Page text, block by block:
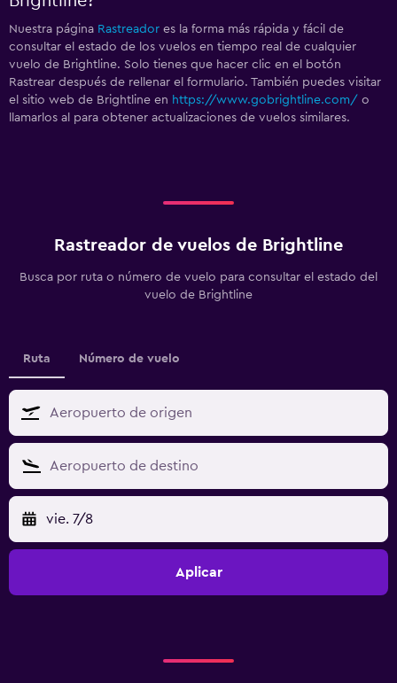
Nuestra página Rastreador es la forma más rápida y fácil de
consultar el estado de los vuelos en tiempo real de cualquier
vuelo de Brightline. Solo tienes que hacer clic en el botón
Rastrear después de rellenar el formulario. También puedes visitar
el sitio web de Brightline en https://www.gobrightline.com/ o
llamarlos al para obtener actualizaciones de vuelos similares.
Rastreador de vuelos de Brightline
Busca por ruta o número de vuelo para consultar el estado del
vuelo de Brightline
Ruta Número de vuelo
vie. 7/8
Aplicar